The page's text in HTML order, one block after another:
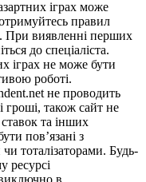
іграх може
правил
При виявленні перших
до спеціаліста.
іграх не може бути
роботі.
не проводить
гроші, також сайт не
та інших
пов’язані з
тоталізаторами. Будь-
ресурсі
в